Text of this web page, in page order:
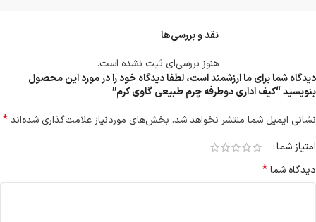
نقد و بررسی‌ها
هنوز بررسی‌ای ثبت نشده است.
دیدگاه شما برای ما ارزشمند است، لطفا دیدگاه خود را در مورد این محصول
بنویسید “کیف اداری دوطرفه چرم طبیعی گاوی کرم”
نشانی ایمیل شما منتشر نخواهد شد. بخش‌های موردنیاز علامت‌گذاری شده‌اند*
امتیاز شما
دیدگاه شما*